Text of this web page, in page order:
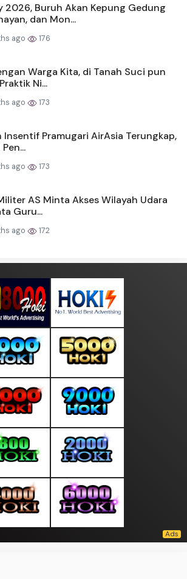
2026, Buruh Akan Kepung Gedung
dan Mon...
ago 176
Warga Kita, di Tanah Suci pun
Ni...
ago 173
Insentif Pramugari AirAsia Terungkap,
ago 173
AS Minta Akses Wilayah Udara
Guru...
ago 172